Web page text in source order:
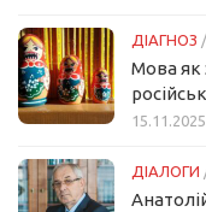
ДІАГНОЗ /
Мова як
15.11.2025
ДІАЛОГИ